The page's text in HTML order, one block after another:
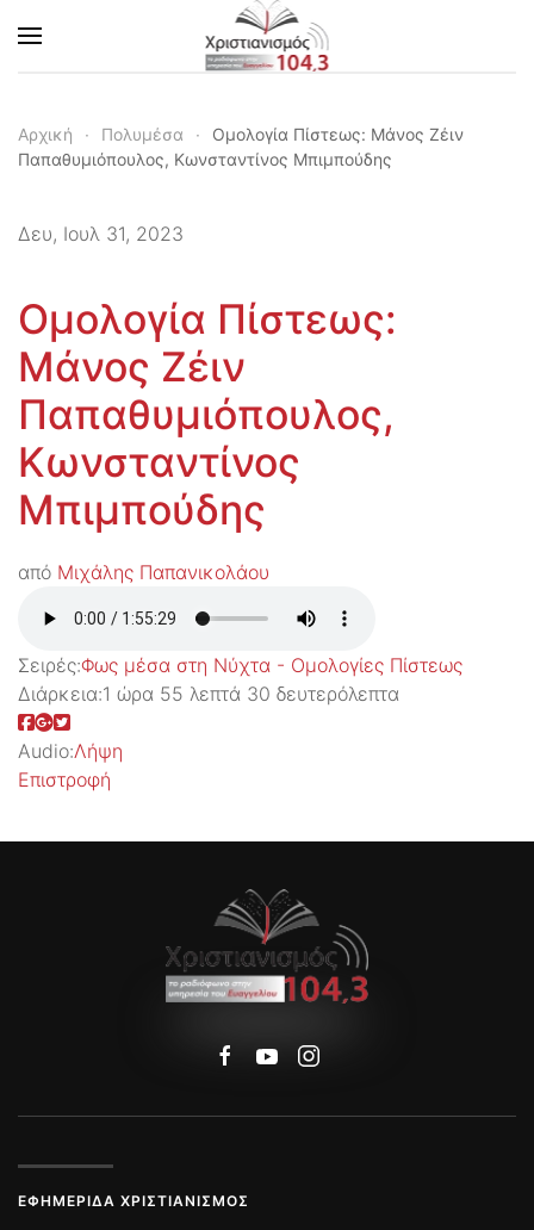
Skip to main content
Αρχική Πολυμέσα
Ομολογία Πίστεως: Μάνος Ζέιν
Παπαθυμιόπουλος, Κωνσταντίνος Μπιμπούδης
Δευ, Ιουλ 31, 2023
Ομολογία Πίστεως:
Μάνος Ζέιν
Παπαθυμιόπουλος,
Κωνσταντίνος
Μπιμπούδης
από Μιχάλης Παπανικολάου
Σειρές:Φως μέσα στη Νύχτα - Ομολογίες Πίστεως
Διάρκεια:1 ώρα 55 λεπτά 30 δευτερόλεπτα
Audio:Λήψη
Επιστροφή
ΕΦΗΜΕΡΊΔΑ ΧΡΙΣΤΙΑΝΙΣΜΌΣ